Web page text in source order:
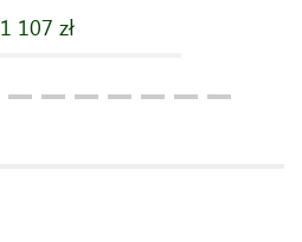
1 107 zł